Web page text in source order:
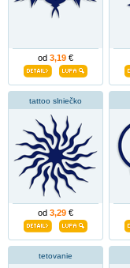
od 3,19 €
tattoo slniečko
od 3,29 €
tetovanie